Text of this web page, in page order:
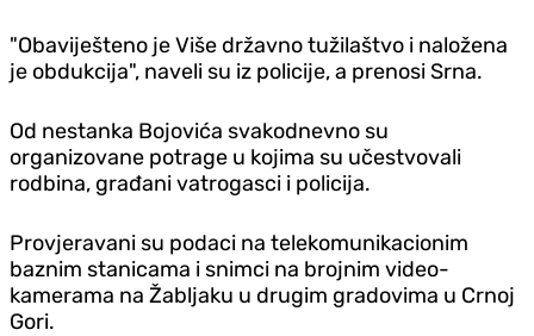
"Obaviješteno je Više državno tužilaštvo i naložena
je obdukcija", naveli su iz policije, a prenosi Srna.
Od nestanka Bojovića svakodnevno su
organizovane potrage u kojima su učestvovali
rodbina, građani vatrogasci i policija.
Provjeravani su podaci na telekomunikacionim
baznim stanicama i snimci na brojnim video-
kamerama na Žabljaku u drugim gradovima u Crnoj
Gori.